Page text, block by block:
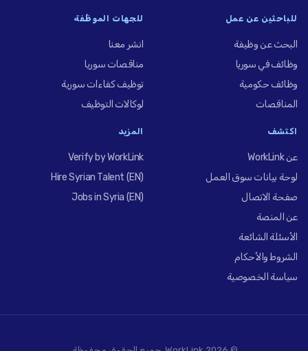
للباحثين عن عمل
البحث عن وظيفة
وظائف في سوريا
وظائف حكومية
المناقصات
للجهات الموظِّفة
انشر معنا
مناقصات سوريا
توظيف كفاءات سورية
لوكالات التوظيف
اكتشف
عن WorkLink
لوحة بيانات سوق العمل
صفحة الاتصال
عن المنصة
الأسئلة الشائعة
الشروط والأحكام
سياسة الخصوصية
المزيد
Verify by WorkLink
Hire Syrian Talent (EN)
Jobs in Syria (EN)